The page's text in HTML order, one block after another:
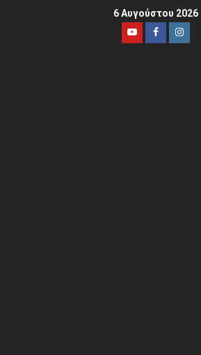
6 Αυγούστου 2026